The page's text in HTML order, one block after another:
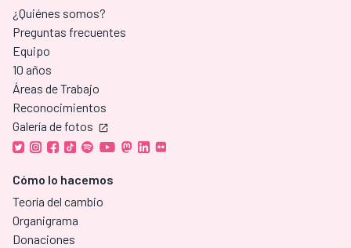
¿Quiénes somos?
Preguntas frecuentes
Equipo
10 años
Áreas de Trabajo
Reconocimientos
Galería de fotos
Cómo lo hacemos
Teoría del cambio
Organigrama
Donaciones